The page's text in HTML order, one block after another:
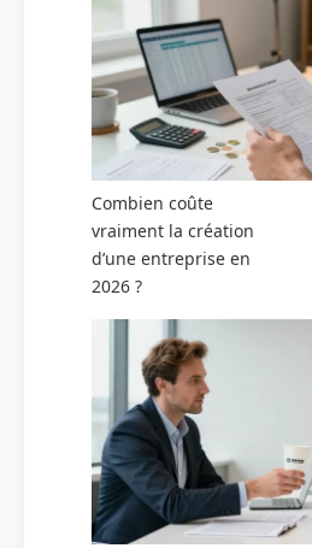
Combien coûte
vraiment la création
d’une entreprise en
2026 ?